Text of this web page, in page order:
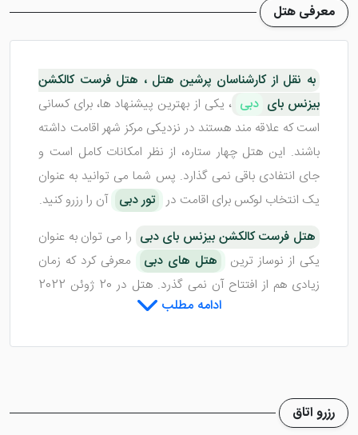
معرفی هتل
به نقل از کارشناسان پرشین هتل ، هتل فرست کالکشن
بیزنس بای دبی ، یکی از بهترین پیشنهاد ها، برای کسانی
است که علاقه مند هستند در نزدیکی مرکز شهر اقامت داشته
باشند. این هتل چهار ستاره، از نظر امکانات کامل است و
جای انتفادی باقی نمی گذارد. پس شما می توانید به عنوان
یک انتخاب لوکس برای اقامت در تور دبی آن را رزرو کنید.
هتل فرست کالکشن بیزنس بای دبی را می توان به عنوان
یکی از نوساز ترین
هتل های دبی
معرفی کرد که زمان
زیادی هم از افتتاح آن نمی گذرد. هتل در 20 ژوئن 2022
احداث گردیده و از همین ابتدای کار، سعی دارد تا با شروع
اتاق های هتل فرست کالکشن
ادامه مطلب
رزرو اتاق